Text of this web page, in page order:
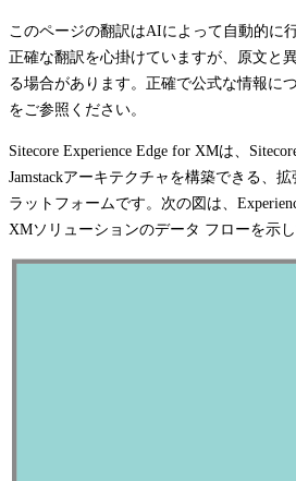
このページの翻訳はAIによって自動的に
正確な翻訳を心掛けていますが、原文と
る場合があります。正確で公式な情報に
をご参照ください。
Sitecore Experience Edge for XMは、
Jamstackアーキテクチャを構築できる、
ラットフォームです。次の図は、
XMソリューションのデータ フローを示し